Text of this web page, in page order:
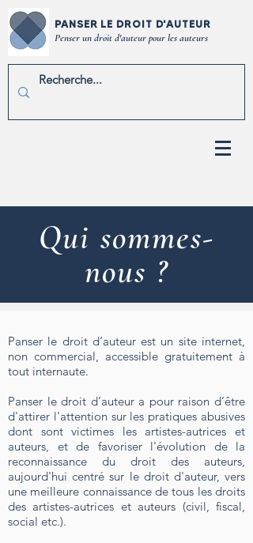
PANSER LE DROIT D'AUTEUR
Penser un droit d'auteur pour les auteurs
Qui sommes-
nous ?
Panser le droit d’auteur est un site internet,
non commercial, accessible gratuitement à
tout internaute.
Panser le droit d’auteur a pour raison d’être
d'attirer l'attention sur les pratiques abusives
dont sont victimes les artistes-autrices et
auteurs, et de favoriser l'évolution de la
reconnaissance du droit des auteurs,
aujourd'hui centré sur le droit d'auteur, vers
une meilleure connaissance de tous les droits
des artistes-autrices et auteurs (civil, fiscal,
social etc.).